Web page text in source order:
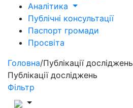
Аналітика
Публічні консультації
Паспорт громади
Просвіта
Головна/Публікації досліджень
Публікації досліджень
Фільтр